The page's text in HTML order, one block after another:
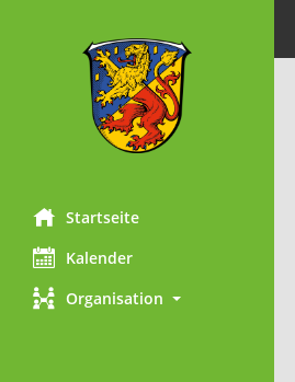
Startseite
Kalender
Organisation